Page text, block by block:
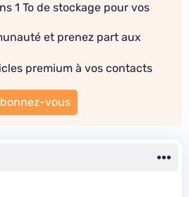
1 To de stockage pour vos
et prenez part aux
premium à vos contacts
vous